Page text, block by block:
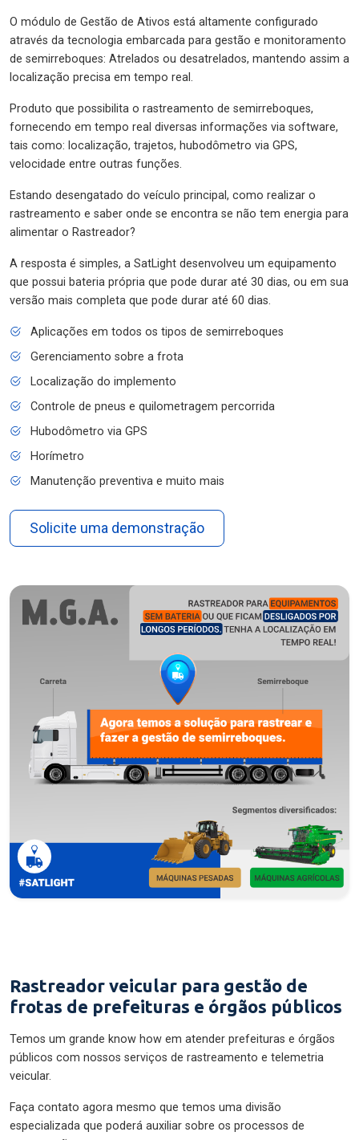
O módulo de Gestão de Ativos está altamente configurado
através da tecnologia embarcada para gestão e monitoramento
de semirreboques: Atrelados ou desatrelados, mantendo assim a
localização precisa em tempo real.
Produto que possibilita o rastreamento de semirreboques,
fornecendo em tempo real diversas informações via software,
tais como: localização, trajetos, hubodômetro via GPS,
velocidade entre outras funções.
Estando desengatado do veículo principal, como realizar o
rastreamento e saber onde se encontra se não tem energia para
alimentar o Rastreador?
A resposta é simples, a SatLight desenvolveu um equipamento
que possui bateria própria que pode durar até 30 dias, ou em sua
versão mais completa que pode durar até 60 dias.
Aplicações em todos os tipos de semirreboques
Gerenciamento sobre a frota
Localização do implemento
Controle de pneus e quilometragem percorrida
Hubodômetro via GPS
Horímetro
Manutenção preventiva e muito mais
Solicite uma demonstração
Rastreador veicular para gestão de
frotas de prefeituras e órgãos públicos
Temos um grande know how em atender prefeituras e órgãos
públicos com nossos serviços de rastreamento e telemetria
veicular.
Faça contato agora mesmo que temos uma divisão
especializada que poderá auxiliar sobre os processos de